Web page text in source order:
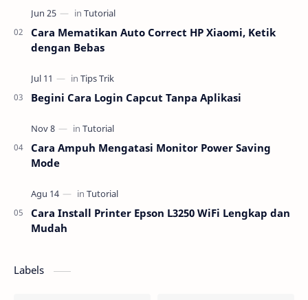
Cara Mematikan Auto Correct HP Xiaomi, Ketik
dengan Bebas
Begini Cara Login Capcut Tanpa Aplikasi
Cara Ampuh Mengatasi Monitor Power Saving
Mode
Cara Install Printer Epson L3250 WiFi Lengkap dan
Mudah
Labels